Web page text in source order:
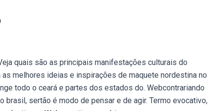
quais são as principais manifestações culturais do
melhores ideias e inspirações de maquete nordestina no
todo o ceará e partes dos estados do. Webcontrariando
sertão é modo de pensar e de agir. Termo evocativo,